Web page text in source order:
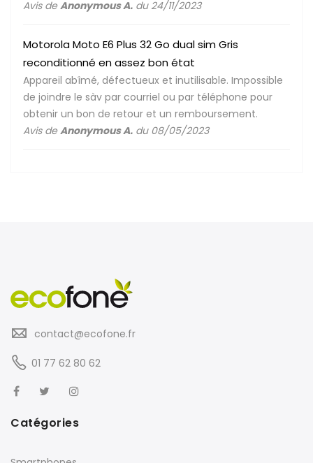
Avis de Anonymous A. du 24/11/2023
Motorola Moto E6 Plus 32 Go dual sim Gris
reconditionné en assez bon état
Appareil abîmé, défectueux et inutilisable. Impossible
de joindre le sàv par courriel ou par téléphone pour
obtenir un bon de retour et un remboursement.
Avis de Anonymous A. du 08/05/2023
contact@ecofone.fr
01 77 62 80 62
Catégories